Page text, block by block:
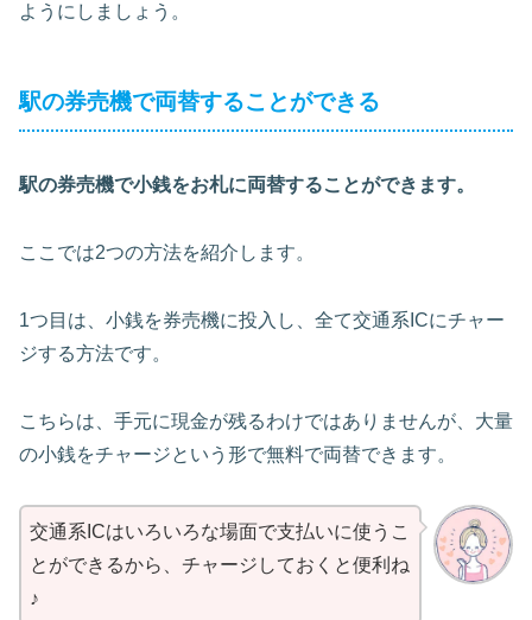
ようにしましょう。
駅の券売機で両替することができる
駅の券売機で小銭をお札に両替することができます。
ここでは2つの方法を紹介します。
1つ目は、小銭を券売機に投入し、全て交通系ICにチャー
ジする方法です。
こちらは、手元に現金が残るわけではありませんが、大量
の小銭をチャージという形で無料で両替できます。
交通系ICはいろいろな場面で支払いに使うこ
とができるから、チャージしておくと便利ね
♪